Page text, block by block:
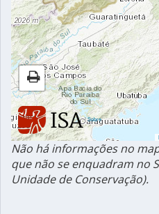
|Sobre
Não há informações no
que não se enquadram no
Unidade de Conservação).